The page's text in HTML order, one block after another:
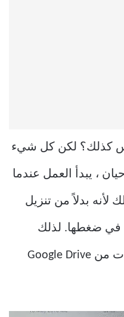
كذلك؟ لكن كل شيء
، يبدأ العمل عندما
لأنه بدلاً من تنزيل
الملفات مباشرةً ، يبدأ Drive في ضغطها. لذلك
سنخبرك بكيفية تنزيل الملفات من Google Drive